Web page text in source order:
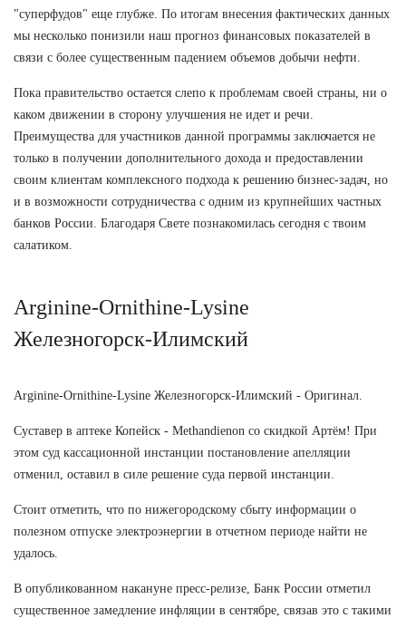
"суперфудов" еще глубже. По итогам внесения фактических данных
мы несколько понизили наш прогноз финансовых показателей в
связи с более существенным падением объемов добычи нефти.
Пока правительство остается слепо к проблемам своей страны, ни о
каком движении в сторону улучшения не идет и речи.
Преимущества для участников данной программы заключается не
только в получении дополнительного дохода и предоставлении
своим клиентам комплексного подхода к решению бизнес-задач, но
и в возможности сотрудничества с одним из крупнейших частных
банков России. Благодаря Свете познакомилась сегодня с твоим
салатиком.
Arginine-Ornithine-Lysine
Железногорск-Илимский
Arginine-Ornithine-Lysine Железногорск-Илимский - Оригинал.
Суставер в аптеке Копейск - Methandienon со скидкой Артём! При
этом суд кассационной инстанции постановление апелляции
отменил, оставил в силе решение суда первой инстанции.
Стоит отметить, что по нижегородскому сбыту информации о
полезном отпуске электроэнергии в отчетном периоде найти не
удалось.
В опубликованном накануне пресс-релизе, Банк России отметил
существенное замедление инфляции в сентябре, связав это с такими